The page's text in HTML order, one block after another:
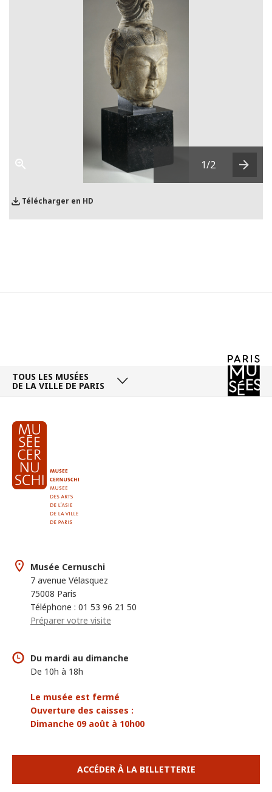
Télécharger en HD
1/2
Next
TOUS LES MUSÉES
DE LA VILLE DE PARIS
Musée Cernuschi
7 avenue Vélasquez
75008 Paris
Téléphone : 01 53 96 21 50
Préparer votre visite
Du mardi au dimanche
De 10h à 18h
Le musée est fermé
Ouverture des caisses :
Dimanche 09 août à 10h00
ACCÉDER À LA BILLETTERIE